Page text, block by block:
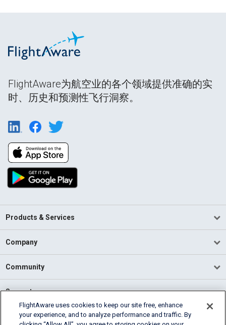
FlightAware为航空业的各个领域提供准确的实
时、历史和预测性飞行洞察。
Products & Services
Company
Community
Support
English (USA)
FlightAware uses cookies to keep our site free, enhance
your experience, and to analyze performance and traffic. By